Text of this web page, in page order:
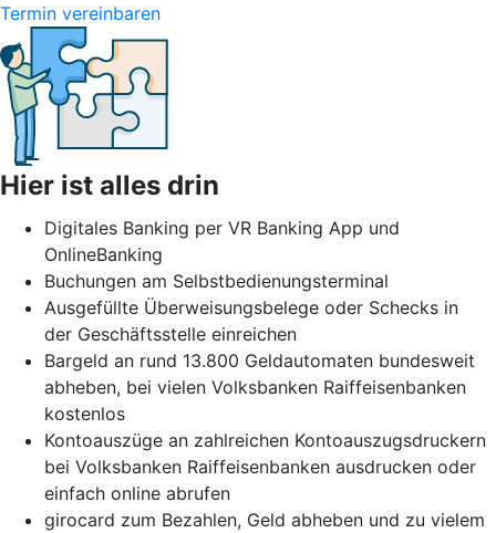
Termin vereinbaren
Hier ist alles drin
Digitales Banking per VR Banking App und
OnlineBanking
Buchungen am Selbstbedienungsterminal
Ausgefüllte Überweisungsbelege oder Schecks in
der Geschäftsstelle einreichen
Bargeld an rund 13.800 Geldautomaten bundesweit
abheben, bei vielen Volksbanken Raiffeisenbanken
kostenlos
Kontoauszüge an zahlreichen Kontoauszugsdruckern
bei Volksbanken Raiffeisenbanken ausdrucken oder
einfach online abrufen
girocard zum Bezahlen, Geld abheben und zu vielem